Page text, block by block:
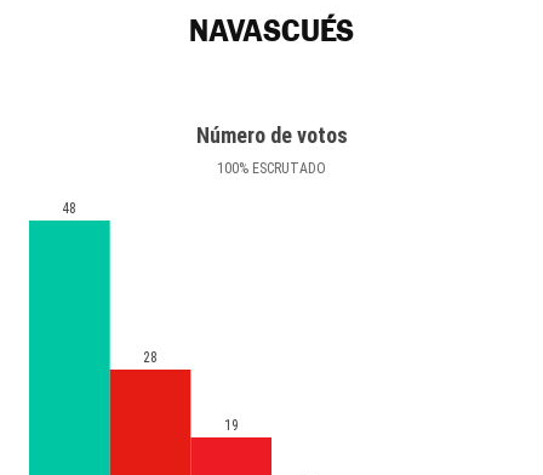
NAVASCUÉS
Número de votos
100% ESCRUTADO
48
28
19